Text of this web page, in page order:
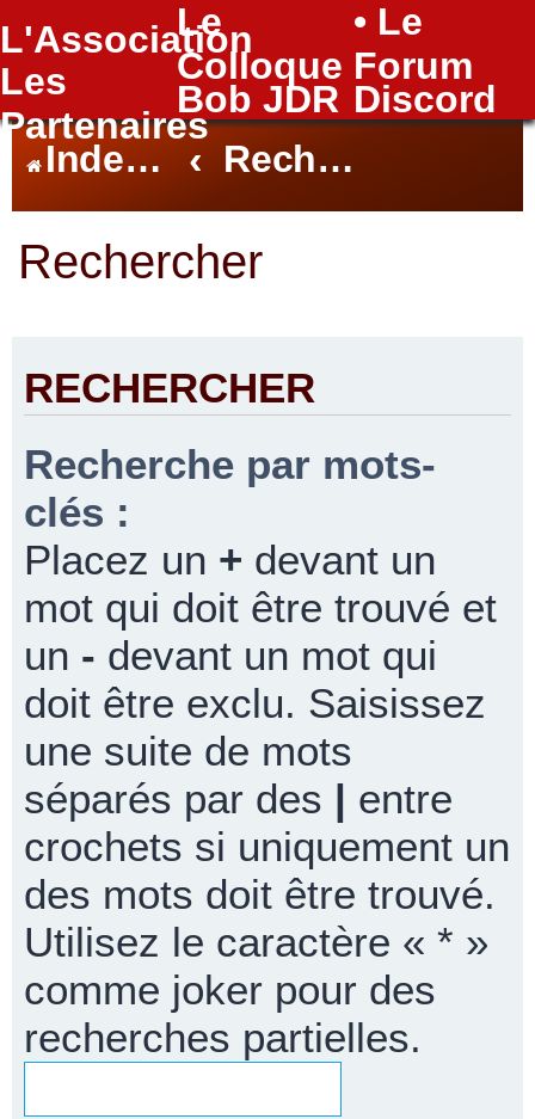
L'Association
Le
Colloque
• Le
Forum
Les
Partenaires
Bob JDR Discord
FAQ
Index du forum Rechercher
Rechercher
RECHERCHER
Recherche par mots-
clés :
Placez un + devant un
mot qui doit être trouvé et
un - devant un mot qui
doit être exclu. Saisissez
une suite de mots
séparés par des | entre
crochets si uniquement un
des mots doit être trouvé.
Utilisez le caractère « * »
comme joker pour des
recherches partielles.